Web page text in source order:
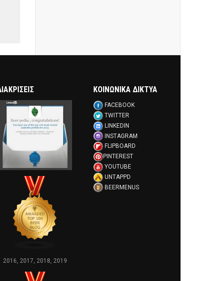
2016, 2017, 2018, 2019
ΚΟΙΝΩΝΙΚΑ ΔΙΚΤΥΑ
FACEBOOK
TWITTER
LINKEDIN
INSTAGRAM
FLIPBOARD
PINTEREST
YOUTUBE
UNTAPPD
BEERMENUS